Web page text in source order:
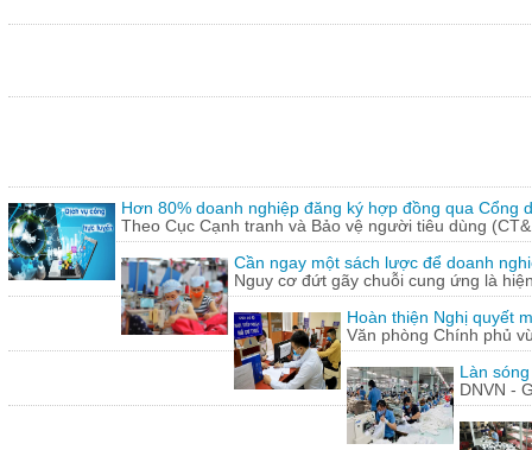
Hơn 80% doanh nghiệp đăng ký hợp đồng qua Cổng
Theo Cục Cạnh tranh và Bảo vệ người tiêu dùng
Cần ngay một sách lược để doanh
Nguy cơ đứt gãy chuỗi cung ứng là
Hoàn thiện Nghị quyết
Văn phòng Chính phủ
Làn
DNVN -